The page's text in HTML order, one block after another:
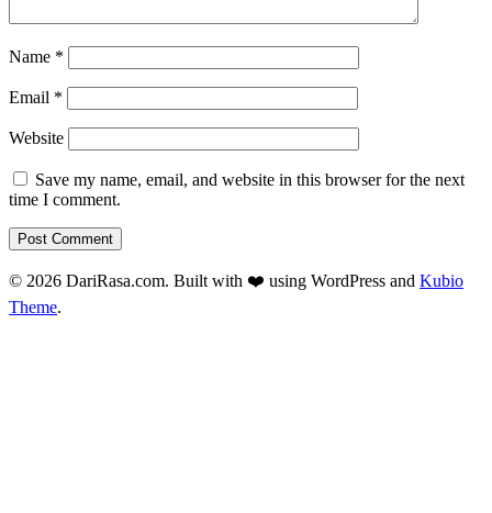
Name *
Email *
Website
Save my name, email, and website in this browser for the next
time I comment.
© 2026 DariRasa.com. Built with ❤️ using WordPress and Kubio
Theme.